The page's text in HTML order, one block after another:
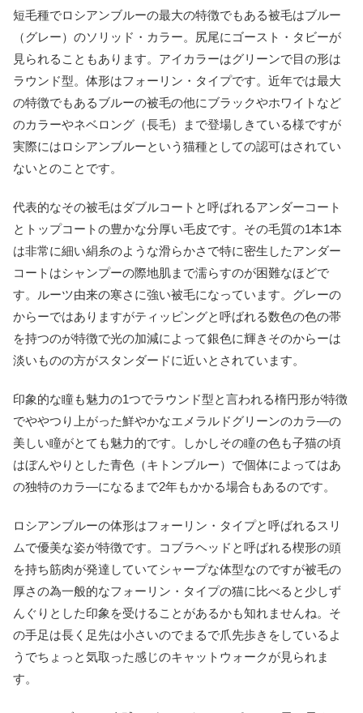
短毛種でロシアンブルーの最大の特徴でもある被毛はブルー
（グレー）のソリッド・カラー。尻尾にゴースト・タビーが
見られることもあります。アイカラーはグリーンで目の形は
ラウンド型。体形はフォーリン・タイプです。近年では最大
の特徴でもあるブルーの被毛の他にブラックやホワイトなど
のカラーやネベロング（長毛）まで登場しきている様ですが
実際にはロシアンブルーという猫種としての認可はされてい
ないとのことです。
代表的なその被毛はダブルコートと呼ばれるアンダーコート
とトップコートの豊かな分厚い毛皮です。その毛質の1本1本
は非常に細い絹糸のような滑らかさで特に密生したアンダー
コートはシャンプーの際地肌まで濡らすのが困難なほどで
す。ルーツ由来の寒さに強い被毛になっています。グレーの
からーではありますがティッピングと呼ばれる数色の色の帯
を持つのが特徴で光の加減によって銀色に輝きそのからーは
淡いものの方がスタンダードに近いとされています。
印象的な瞳も魅力の1つでラウンド型と言われる楕円形が特徴
でややつり上がった鮮やかなエメラルドグリーンのカラ―の
美しい瞳がとても魅力的です。しかしその瞳の色も子猫の頃
はぼんやりとした青色（キトンブルー）で個体によってはあ
の独特のカラ―になるまで2年もかかる場合もあるのです。
ロシアンブルーの体形はフォーリン・タイプと呼ばれるスリ
ムで優美な姿が特徴です。コブラヘッドと呼ばれる楔形の頭
を持ち筋肉が発達していてシャープな体型なのですが被毛の
厚さの為一般的なフォーリン・タイプの猫に比べると少しず
んぐりとした印象を受けることがあるかも知れませんね。そ
の手足は長く足先は小さいのでまるで爪先歩きをしているよ
うでちょっと気取った感じのキャットウォークが見られま
す。